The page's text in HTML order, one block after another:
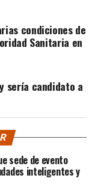
condiciones de
Sanitaria en
sería candidato a
sede de evento
inteligentes y